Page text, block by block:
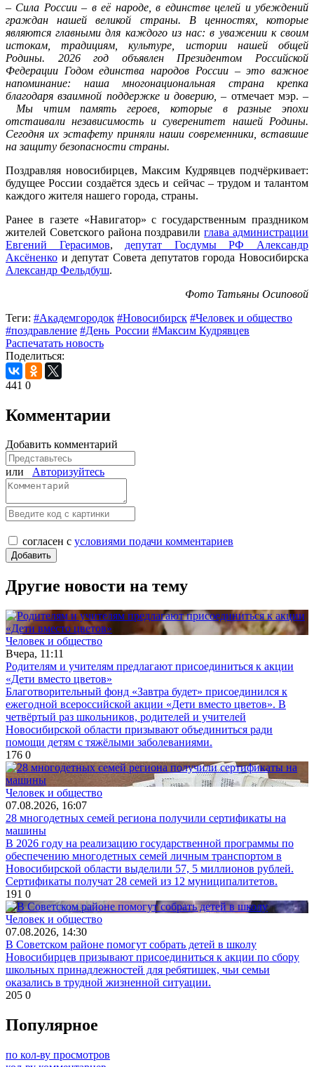
– Сила России – в её народе, в единстве целей и убеждений
граждан нашей великой страны. В ценностях, которые
являются главными для каждого из нас: в уважении к своим
истокам, традициям, культуре, истории нашей общей
Родины. 2026 год объявлен Президентом Российской
Федерации Годом единства народов России – это важное
напоминание: наша многонациональная страна крепка
благодаря взаимной поддержке и доверию, – отмечает мэр. –
Мы чтим память героев, которые в разные эпохи
отстаивали независимость и суверенитет нашей Родины.
Сегодня их эстафету приняли наши современники, вставшие
на защиту безопасности страны.
Поздравляя новосибирцев, Максим Кудрявцев подчёркивает:
будущее России создаётся здесь и сейчас – трудом и талантом
каждого жителя нашего города, страны.
Ранее в газете «Навигатор» с государственным праздником
жителей Советского района поздравилиглава администрации
Евгений Герасимов, депутат Госдумы РФ Александр
Аксёненко и депутат Совета депутатов города Новосибирска
Александр Фельдбуш.
Фото Татьяны Осиповой
Теги: #Академгородок #Новосибирск #Человек и общество
#поздравление #День_России #Максим Кудрявцев
Распечатать новость
Поделиться:
441 0
Комментарии
Добавить комментарий
или Авторизуйтесь
согласен с условиями подачи комментариев
Другие новости на тему
Человек и общество
Вчера, 11:11
Родителям и учителям предлагают присоединиться к акции
«Дети вместо цветов»
Благотворительный фонд «Завтра будет» присоединился к
ежегодной всероссийской акции «Дети вместо цветов». В
четвёртый раз школьников, родителей и учителей
Новосибирской области призывают объединиться ради
помощи детям с тяжёлыми заболеваниями.
176 0
Человек и общество
07.08.2026, 16:07
28 многодетных семей региона получили сертификаты на
машины
В 2026 году на реализацию государственной программы по
обеспечению многодетных семей личным транспортом в
Новосибирской области выделили 57, 5 миллионов рублей.
Сертификаты получат 28 семей из 12 муниципалитетов.
191 0
Человек и общество
07.08.2026, 14:30
В Советском районе помогут собрать детей в школу
Новосибирцев призывают присоединиться к акции по сбору
школьных принадлежностей для ребятишек, чьи семьи
оказались в трудной жизненной ситуации.
205 0
Популярное
по кол-ву просмотров